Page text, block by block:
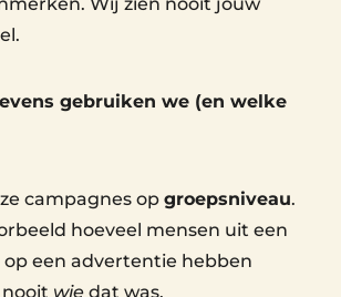
gebruiken we (en welke
campagnes op groepsniveau.
hoeveel mensen uit een
een advertentie hebben
wie dat was.